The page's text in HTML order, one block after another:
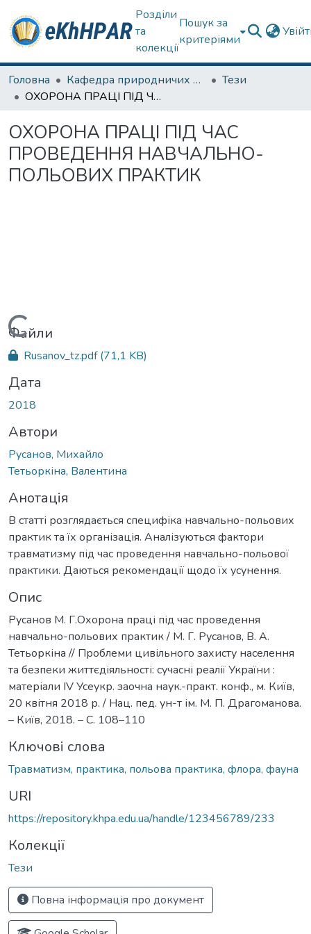
Розділи
та
колекції
Пошук за
критеріями
Головна Кафедра природничих наук та здоров'язбереження
Тези
ОХОРОНА ПРАЦІ ПІД ЧАС ПРОВЕДЕННЯ НАВЧАЛЬНО-ПОЛЬОВИХ ПРАКТИК
ОХОРОНА ПРАЦІ ПІД ЧАС
ПРОВЕДЕННЯ НАВЧАЛЬНО-
ПОЛЬОВИХ ПРАКТИК
Вантажиться...
Файли
Rusanov_tz.pdf(71,1 KB)
Дата
2018
Автори
Русанов, Михайло
Тетьоркіна, Валентина
Анотація
В статті розглядається специфіка навчально-польових
практик та їх організація. Аналізуються фактори
травматизму під час проведення навчально-польової
практики. Даються рекомендації щодо їх усунення.
Опис
Русанов М. Г.Охорона праці під час проведення
навчально-польових практик / М. Г. Русанов, В. А.
Тетьоркіна // Проблеми цивільного захисту населення
та безпеки життєдіяльності: сучасні реалії України :
матеріали ІV Усеукр. заочна наук.-практ. конф., м. Київ,
20 квітня 2018 р. / Нац. пед. ун-т ім. М. П. Драгоманова.
– Київ, 2018. – С. 108–110
Ключові слова
Травматизм, практика, польова практика, флора, фауна
URI
https://repository.khpa.edu.ua/handle/123456789/233
Колекції
Тези
Повна інформація про документ